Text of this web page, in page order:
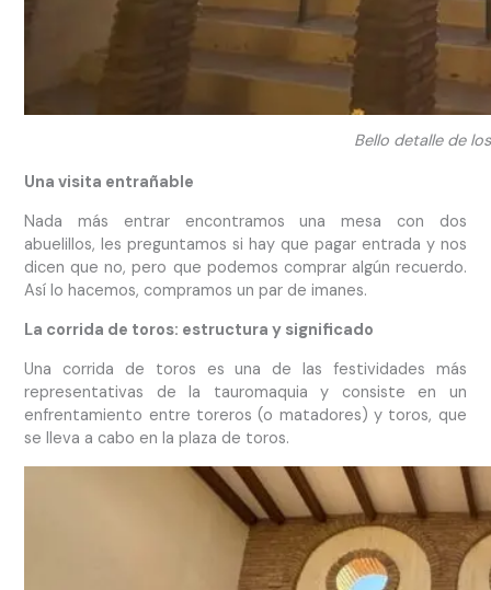
Bello detalle de
Una visita entrañable
Nada más entrar encontramos una mesa con dos
abuelillos, les preguntamos si hay que pagar entrada y nos
dicen que no, pero que podemos comprar algún recuerdo.
Así lo hacemos, compramos un par de imanes.
La corrida de toros: estructura y significado
Una corrida de toros es una de las festividades más
representativas de la tauromaquia y consiste en un
enfrentamiento entre toreros (o matadores) y toros, que
se lleva a cabo en la plaza de toros.